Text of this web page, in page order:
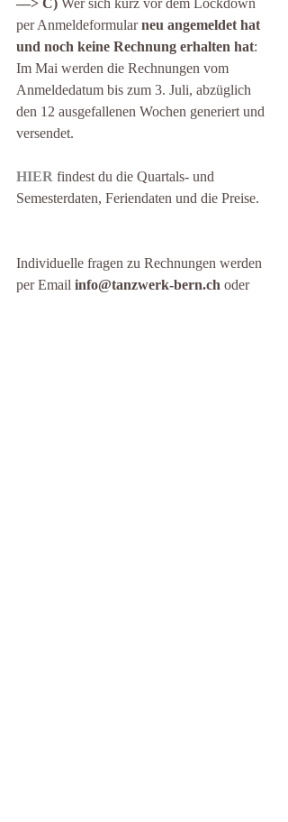
—> C) Wer sich kurz vor dem Lockdown
per Anmeldeformular neu angemeldet hat
und noch keine Rechnung erhalten hat:
Im Mai werden die Rechnungen vom
Anmeldedatum bis zum 3. Juli, abzüglich
den 12 ausgefallenen Wochen generiert und
versendet.
HIER findest du die Quartals- und
Semesterdaten, Feriendaten und die Preise.
Individuelle fragen zu Rechnungen werden
per Email info@tanzwerk-bern.ch oder